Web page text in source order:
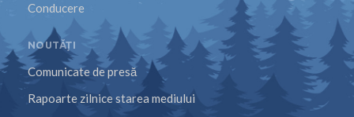
Conducere
NOUTĂȚI
Comunicate de presă
Rapoarte zilnice starea mediului